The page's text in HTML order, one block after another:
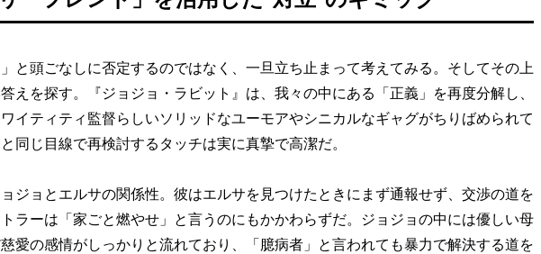
と頭ごなしに否定するのではなく、一旦立ち止まって考えてみる。そしてその上
えを探す。『ジョジョ・ラビット』は、我々の中にある「正義」を再度分解し、
イティティ監督らしいソリッドなユーモアやシニカルなギャグがちりばめられて
同じ目線で再検討するタッチは実に真摯で高潔だ。
ジョとエルサの関係性。彼はエルサを見つけたときにまず通報せず、交渉の道を
ラーは「家ごと燃やせ」と言うのにもかかわらずだ。ジョジョの中には優しい母
愛の感情がしっかりと流れており、「臆病者」と言われても暴力で解決する道を